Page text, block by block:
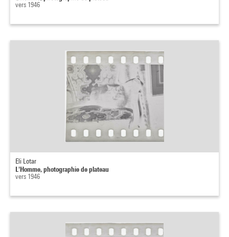
vers 1946
Eli Lotar
L'Homme, photographie de plateau
vers 1946